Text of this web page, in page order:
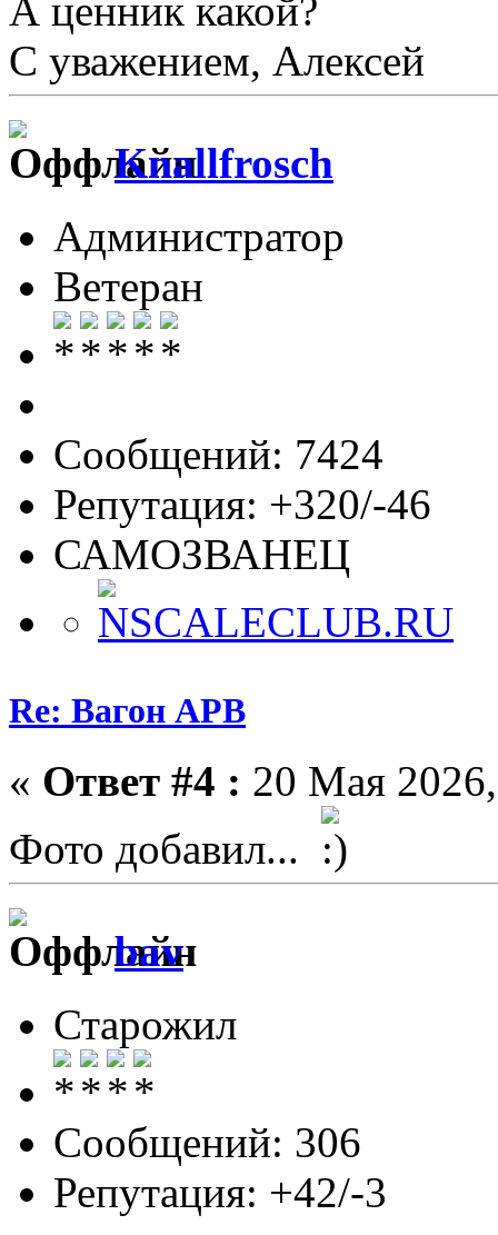
А ценник какой?
С уважением, Алексей
Knallfrosch
Администратор
Ветеран
Сообщений: 7424
Репутация: +320/-46
САМОЗВАНЕЦ
Re: Вагон АРВ
« Ответ #4 : 20 Мая
Фото добавил...
bav
Старожил
Сообщений: 306
Репутация: +42/-3